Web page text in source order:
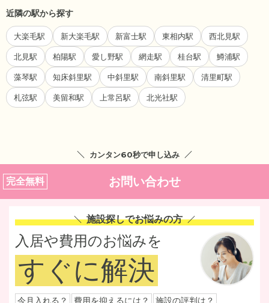
近隣の駅から探す
大楽毛駅 新大楽毛駅 新富士駅 東相内駅 西北見駅
北見駅 柏陽駅 愛し野駅 網走駅 桂台駅 鱒浦駅
藻琴駅 知床斜里駅 中斜里駅 南斜里駅 清里町駅
札弦駅 美留和駅 上常呂駅 北光社駅
カンタン60秒で申し込み
完全無料 お問い合わせ
施設探しでお悩みの方
入居や費用のお悩みを
すぐに解決
今月入れる？ 費用を抑えるには？ 施設の評判は？